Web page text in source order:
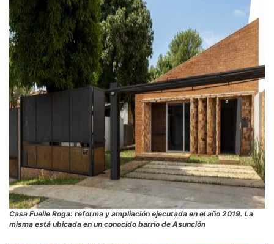
Casa Fuelle Roga: reforma y ampliación ejecutada en el año 2019. La
misma está ubicada en un conocido barrio de Asunción